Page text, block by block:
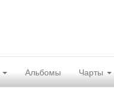
Альбомы Чарты